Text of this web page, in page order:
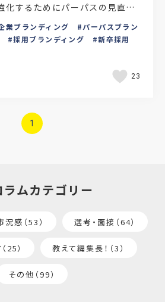
化するためにパーパスの見直し
ご存知でしょうか。さまざまな
業ブランディング
パーパスブラン
採用ブランディング
新卒採用
23
1
ラムカテゴリー
況感（53） 選考・面接（64）
25） 教えて編集長！（3）
その他（99）